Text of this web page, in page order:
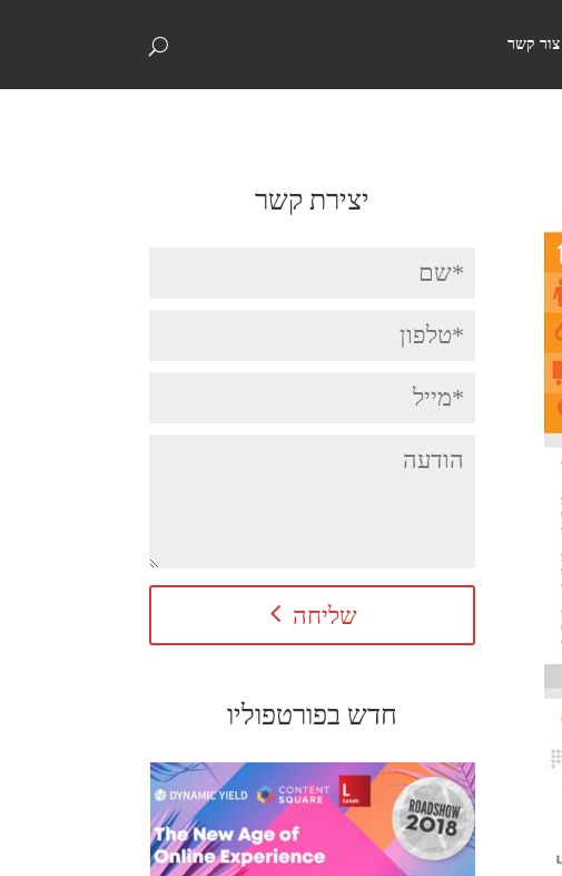
צור קשר
יצירת קשר
שליחה
חדש בפורטפוליו